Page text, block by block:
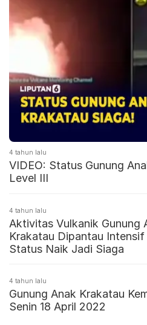
4 tahun lalu
VIDEO: Status Gunung
Level III
4 tahun lalu
Aktivitas Vulkanik Gunung
Krakatau Dipantau Intensif
Status Naik Jadi Siaga
4 tahun lalu
Gunung Anak Krakatau
Senin 18 April 2022